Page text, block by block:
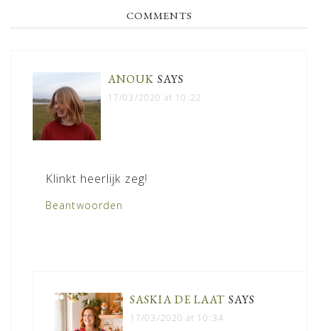
COMMENTS
ANOUK SAYS
17/03/2020 at 10:22
Klinkt heerlijk zeg!
Beantwoorden
SASKIA DE LAAT SAYS
17/03/2020 at 10:34